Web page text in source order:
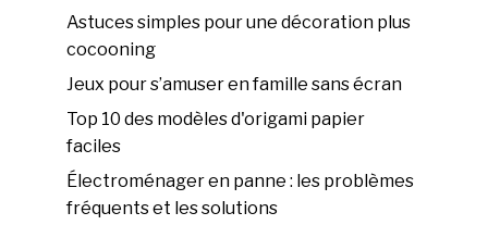
Astuces simples pour une décoration plus
cocooning
Jeux pour s’amuser en famille sans écran
Top 10 des modèles d'origami papier
faciles
Électroménager en panne : les problèmes
fréquents et les solutions